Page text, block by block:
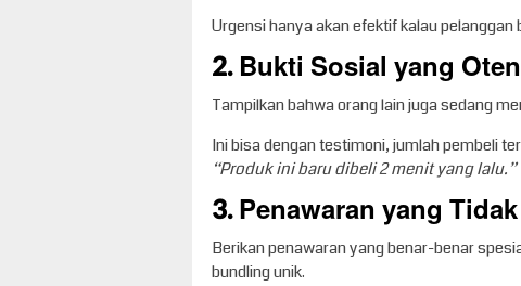
Urgensi hanya akan efektif kalau
2. Bukti Sosial yang
Tampilkan bahwa orang lain juga sedang
Ini bisa dengan testimoni, jumlah pembeli
“Produk ini baru dibeli 2 menit yang lalu.”
3. Penawaran yang
Berikan penawaran yang benar-benar
bundling unik.